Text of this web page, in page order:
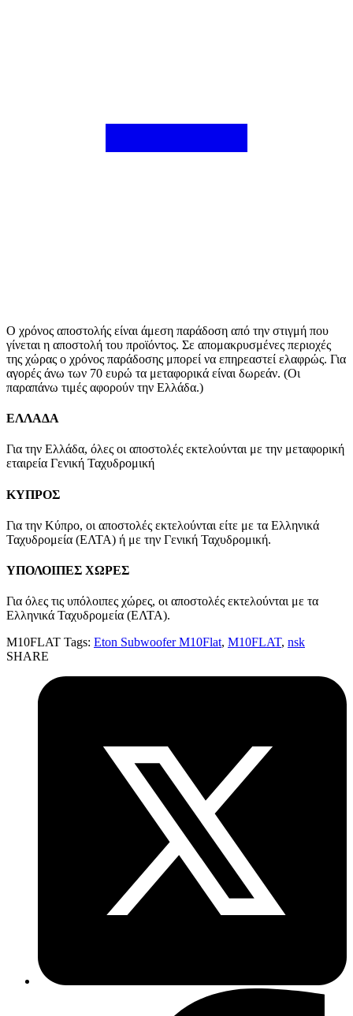
Ο χρόνος αποστολής είναι άμεση παράδοση από την στιγμή που
γίνεται η αποστολή του προϊόντος. Σε απομακρυσμένες περιοχές
της χώρας ο χρόνος παράδοσης μπορεί να επηρεαστεί ελαφρώς. Για
αγορές άνω των 70 ευρώ τα μεταφορικά είναι δωρεάν. (Οι
παραπάνω τιμές αφορούν την Ελλάδα.)
ΕΛΛΑΔΑ
Για την Ελλάδα, όλες οι αποστολές εκτελούνται με την μεταφορική
εταιρεία Γενική Ταχυδρομική
ΚΥΠΡΟΣ
Για την Κύπρο, οι αποστολές εκτελούνται είτε με τα Ελληνικά
Ταχυδρομεία (ΕΛΤΑ) ή με την Γενική Ταχυδρομική.
ΥΠΟΛΟΙΠΕΣ ΧΩΡΕΣ
Για όλες τις υπόλοιπες χώρες, οι αποστολές εκτελούνται με τα
Ελληνικά Ταχυδρομεία (ΕΛΤΑ).
M10FLAT Tags: Eton Subwoofer M10Flat, M10FLAT, nsk
SHARE